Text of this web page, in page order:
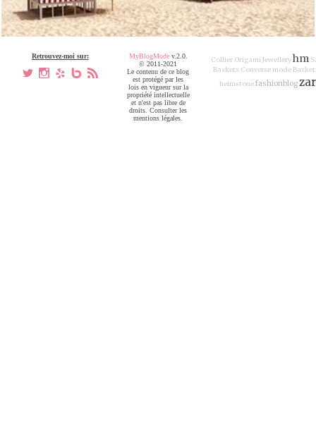
Retrouvez-moi sur:
a x h V ,
Collier Origami Jewelleryhm
Baskets Conversemode
heimstonefashionblog
MyBlogModev.2.0.
© 2011-2021
Le contenu de ce blog
est protégé par les
lois en vigueur sur la
propriété intellectuelle
et n'est pas libre de
droits. Consulter les
mentions légales.